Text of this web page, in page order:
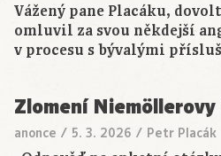
Vážený pane Placáku,
omluvil za svou někdejší
v procesu s bývalými
Zlomení
anonce / 5. 3. 2026 / Petr Placák